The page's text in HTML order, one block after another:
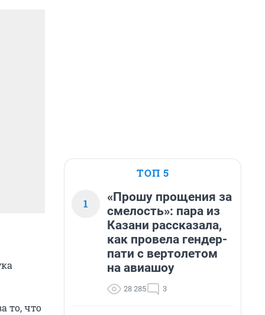
то, что
ТОП 5
1
«Прошу прощения за
смелость»: пара из
Казани рассказала,
как провела гендер-
пати с вертолетом
на авиашоу
28 285 3